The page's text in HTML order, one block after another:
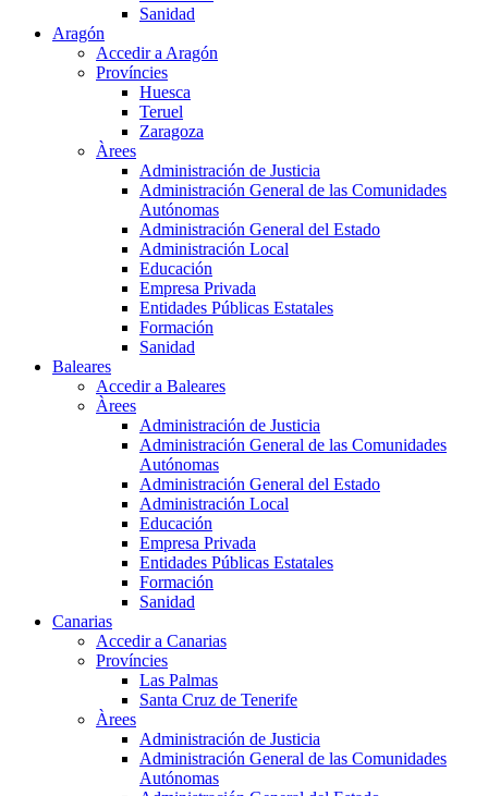
Sanidad
Aragón
Accedir a Aragón
Províncies
Huesca
Teruel
Zaragoza
Àrees
Administración de Justicia
Administración General de las Comunidades
Autónomas
Administración General del Estado
Administración Local
Educación
Empresa Privada
Entidades Públicas Estatales
Formación
Sanidad
Baleares
Accedir a Baleares
Àrees
Administración de Justicia
Administración General de las Comunidades
Autónomas
Administración General del Estado
Administración Local
Educación
Empresa Privada
Entidades Públicas Estatales
Formación
Sanidad
Canarias
Accedir a Canarias
Províncies
Las Palmas
Santa Cruz de Tenerife
Àrees
Administración de Justicia
Administración General de las Comunidades
Autónomas